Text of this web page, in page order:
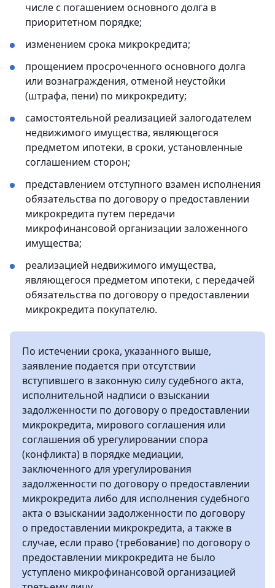
числе с погашением основного долга в
приоритетном порядке;
изменением срока микрокредита;
прощением просроченного основного долга
или вознаграждения, отменой неустойки
(штрафа, пени) по микрокредиту;
самостоятельной реализацией залогодателем
недвижимого имущества, являющегося
предметом ипотеки, в сроки, установленные
соглашением сторон;
представлением отступного взамен исполнения
обязательства по договору о предоставлении
микрокредита путем передачи
микрофинансовой организации заложенного
имущества;
реализацией недвижимого имущества,
являющегося предметом ипотеки, с передачей
обязательства по договору о предоставлении
микрокредита покупателю.
По истечении срока, указанного выше,
заявление подается при отсутствии
вступившего в законную силу судебного акта,
исполнительной надписи о взыскании
задолженности по договору о предоставлении
микрокредита, мирового соглашения или
соглашения об урегулировании спора
(конфликта) в порядке медиации,
заключенного для урегулирования
задолженности по договору о предоставлении
микрокредита либо для исполнения судебного
акта о взыскании задолженности по договору
о предоставлении микрокредита, а также в
случае, если право (требование) по договору о
предоставлении микрокредита не было
уступлено микрофинансовой организацией